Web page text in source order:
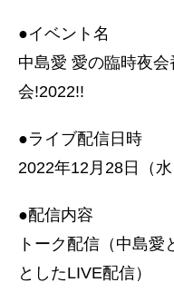
●イベント名
中島愛 愛の臨時夜
会!2022!!
●ライブ配信日時
2022年12月28日（
●配信内容
トーク配信（中島愛
としたLIVE配信）